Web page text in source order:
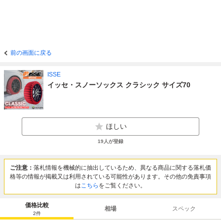
前の画面に戻る
ISSE
イッセ・スノーソックス クラシック サイズ70
ほしい
19人が登録
ご注意： 落札情報を機械的に抽出しているため、異なる商品に関する落札価
格等の情報が掲載又は利用されている可能性があります。その他の免責事項
はこちら をご覧ください。
価格比較
2件
相場 スペック